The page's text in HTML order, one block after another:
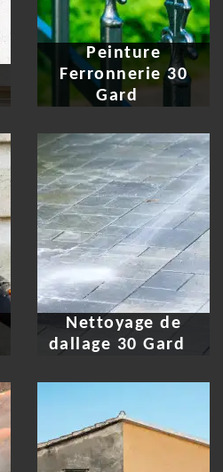
Peinture
Ferronnerie 30
Gard
Nettoyage de
dallage 30 Gard